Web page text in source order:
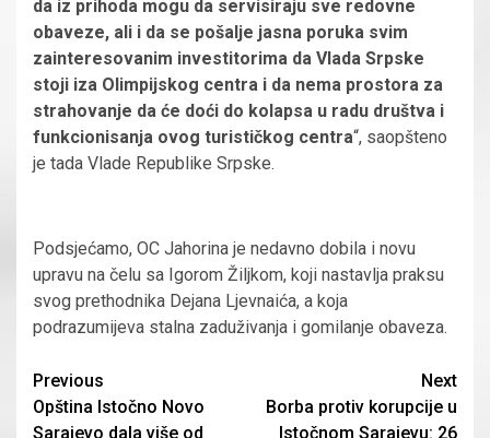
da iz prihoda mogu da servisiraju sve redovne
obaveze, ali i da se pošalje jasna poruka svim
zainteresovanim investitorima da Vlada Srpske
stoji iza Olimpijskog centra i da nema prostora za
strahovanje da će doći do kolapsa u radu društva i
funkcionisanja ovog turističkog centra“, saopšteno
je tada Vlade Republike Srpske.
Podsjećamo, OC Jahorina je nedavno dobila i novu
upravu na čelu sa Igorom Žiljkom, koji nastavlja praksu
svog prethodnika Dejana Ljevnaića, a koja
podrazumijeva stalna zaduživanja i gomilanje obaveza.
Continue
Reading
Previous
Opština Istočno Novo
Sarajevo dala više od
Next
Borba protiv korupcije u
Istočnom Sarajevu: 26